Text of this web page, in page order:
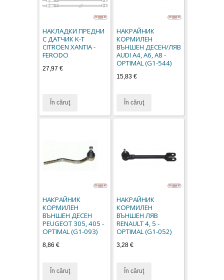
НАКЛАДКИ ПРЕДНИ
С ДАТЧИК K-T
CITROEN XANTIA -
FERODO
27,97 €
În căruţ
НАКРАЙНИК
КОРМИЛЕН
ВЪНШЕН ДЕСЕН/ЛЯВ
AUDI A4, A6, A8 -
OPTIMAL (G1-544)
15,83 €
În căruţ
НАКРАЙНИК
КОРМИЛЕН
ВЪНШЕН ДЕСЕН
PEUGEOT 305, 405 -
OPTIMAL (G1-093)
8,86 €
În căruţ
НАКРАЙНИК
КОРМИЛЕН
ВЪНШЕН ЛЯВ
RENAULT 4, 5 -
OPTIMAL (G1-052)
3,28 €
În căruţ